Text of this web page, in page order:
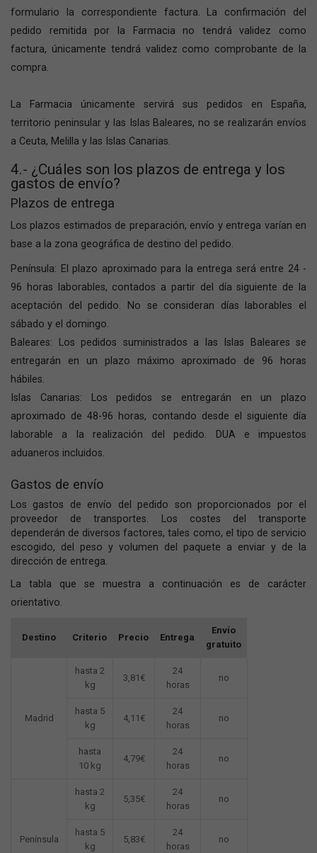
formulario la correspondiente factura. La confirmación del
pedido remitida por la Farmacia no tendrá validez como
factura, únicamente tendrá validez como comprobante de la
compra.
La Farmacia únicamente servirá sus pedidos en España,
territorio peninsular y las Islas Baleares, no se realizarán envíos
a Ceuta, Melilla y las Islas Canarias.
4.- ¿Cuáles son los plazos de entrega y los
gastos de envío?
Plazos de entrega
Los plazos estimados de preparación, envío y entrega varían en
base a la zona geográfica de destino del pedido.
Península: El plazo aproximado para la entrega será entre 24 -
96 horas laborables, contados a partir del día siguiente de la
aceptación del pedido. No se consideran días laborables el
sábado y el domingo.
Baleares: Los pedidos suministrados a las Islas Baleares se
entregarán en un plazo máximo aproximado de 96 horas
hábiles.
Islas Canarias: Los pedidos se entregarán en un plazo
aproximado de 48-96 horas, contando desde el siguiente día
laborable a la realización del pedido. DUA e impuestos
aduaneros incluidos.
Gastos de envío
Los gastos de envío del pedido son proporcionados por el
proveedor de transportes. Los costes del transporte
dependerán de diversos factores, tales como, el tipo de servicio
escogido, del peso y volumen del paquete a enviar y de la
dirección de entrega.
La tabla que se muestra a continuación es de carácter
orientativo.
Destino Criterio Precio Entrega
Envío
gratuito
Madrid
hasta 2
kg
3,81€
24
horas
no
hasta 5
kg
4,11€
24
horas
no
hasta
10 kg
4,79€
24
horas
no
Península
hasta 2
kg
5,35€
24
horas
no
hasta 5
kg
5,83€
24
horas
no